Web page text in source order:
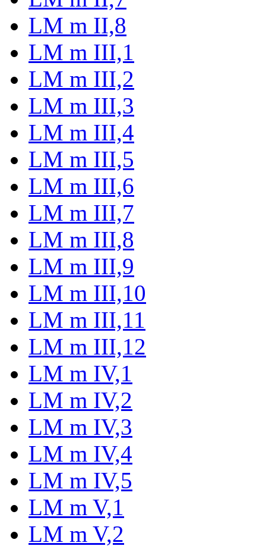
LM m II,8
LM m III,1
LM m III,2
LM m III,3
LM m III,4
LM m III,5
LM m III,6
LM m III,7
LM m III,8
LM m III,9
LM m III,10
LM m III,11
LM m III,12
LM m IV,1
LM m IV,2
LM m IV,3
LM m IV,4
LM m IV,5
LM m V,1
LM m V,2